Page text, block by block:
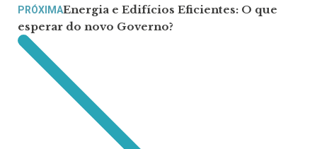
PRÓXIMAEnergia e Edifícios Eficientes: O que
esperar do novo Governo?